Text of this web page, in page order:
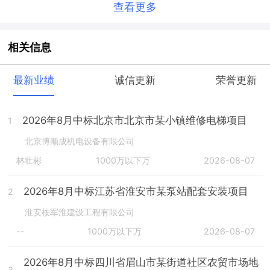
查看更多
相关信息
最新业绩 诚信更新 荣誉更新
1 2026年8月中标北京市北京市某小镇维修电梯项目
北京博顺成机电设备有限公司
林壮彬
1000万以下万 2026-08-07
2 2026年8月中标江苏省淮安市某泵站配套安装项目
淮安桉军淮建设工程有限公司
--
1000万以下万 2026-08-07
2026年8月中标四川省眉山市某街道社区农贸市场地